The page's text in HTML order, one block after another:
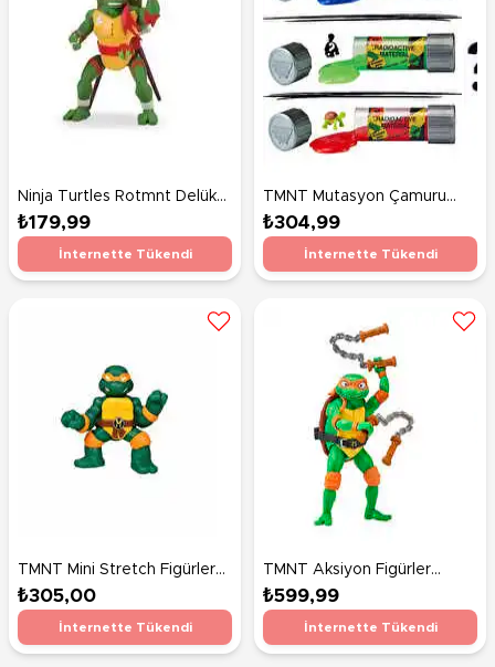
Ninja Turtles Rotmnt Delüks
Figür Raphael
₺179,99
İnternette Tükendi
TMNT Mutasyon Çamuru
83700
₺304,99
İnternette Tükendi
TMNT Mini Stretch Figürler
Michalengelo 81120
₺305,00
İnternette Tükendi
TMNT Aksiyon Figürler
83269 Michelangelo
₺599,99
İnternette Tükendi